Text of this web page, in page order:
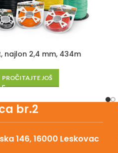
najlon 2,4 mm, 434m
PROČITAJTE JOŠ
br.2
146, 16000 Leskovac